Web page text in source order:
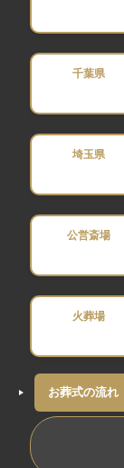
千葉県
埼玉県
公営斎場
火葬場
お葬式の流れ